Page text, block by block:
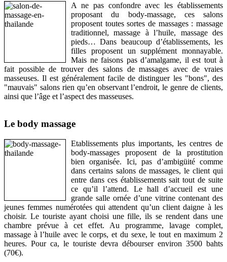
A ne pas confondre avec les établissements
proposant du body-massage, ces salons
proposent toutes sortes de massages : massage
traditionnel, massage à l’huile, massage des
pieds… Dans beaucoup d’établissements, les
filles proposent un supplément monnayable.
Mais ne faisons pas d’amalgame, il est tout à
fait possible de trouver des salons de massages avec de vraies
masseuses. Il est généralement facile de distinguer les "bons", des
"mauvais" salons rien qu’en observant l’endroit, le genre de clients,
ainsi que l’âge et l’aspect des masseuses.
Le body massage
Etablissements plus importants, les centres de
body-massages proposent de la prostitution
bien organisée. Ici, pas d’ambigüité comme
dans certains salons de massages, le client qui
entre dans ces établissements sait tout de suite
ce qu’il l’attend. Le hall d’accueil est une
grande salle ornée d’une vitrine contenant des
jeunes femmes numérotées qui attendent qu’un client daigne à les
choisir. Le touriste ayant choisi une fille, ils se rendent dans une
chambre prévue à cet effet. Au programme, lavage complet,
massage à l’huile avec le corps, et du sexe, le tout en maximum 2
heures. Pour ca, le touriste devra débourser environ 3500 bahts
(70€).